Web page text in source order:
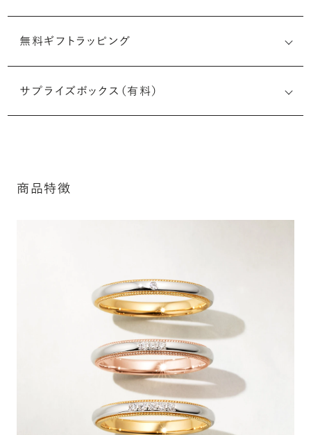
刻印メッセージ：半角英数字20文字まで刻印可能
ルなメッセージを無料で刻印することができます。注文前だ
けでなく購入後の刻印も、リングに初めて施す初回の刻印
指輪の内側に、誕生石やピンクダイヤモンドなど、お好みの
宝石を選んでセッティングすることができます。ショッピング
カート画面で、お好みの宝石をお選びください (有料)。
無料ギフトラッピング
サプライズボックス（有料）
商品特徴